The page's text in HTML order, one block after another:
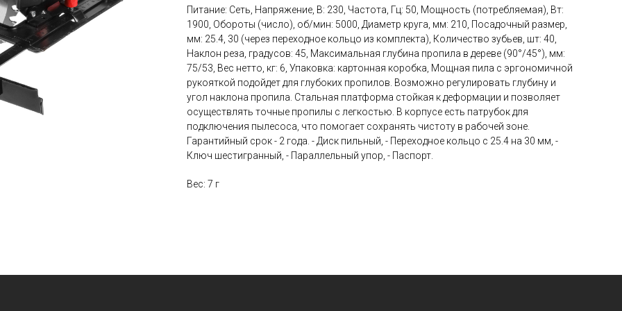
Питание: Сеть, Напряжение, В: 230, Частота, Гц: 50, Мощность (потребляемая), Вт:
1900, Обороты (число), об/мин: 5000, Диаметр круга, мм: 210, Посадочный размер,
мм: 25.4, 30 (через переходное кольцо из комплекта), Количество зубьев, шт: 40,
Наклон реза, градусов: 45, Максимальная глубина пропила в дереве (90°/45°), мм:
75/53, Вес нетто, кг: 6, Упаковка: картонная коробка, Мощная пила с эргономичной
рукояткой подойдет для глубоких пропилов. Возможно регулировать глубину и
угол наклона пропила. Стальная платформа стойкая к деформации и позволяет
осуществлять точные пропилы с легкостью. В корпусе есть патрубок для
подключения пылесоса, что помогает сохранять чистоту в рабочей зоне.
Гарантийный срок - 2 года. - Диск пильный, - Переходное кольцо с 25.4 на 30 мм, -
Ключ шестигранный, - Параллельный упор, - Паспорт.
Вес: 7 г